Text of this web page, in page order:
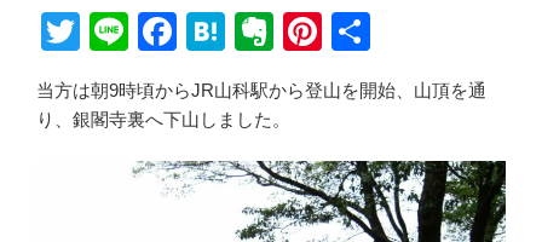
T
wi
tt
Li
n
e
F
c
b
H
at
e
a
E
er
ot
e
Pi
nt
er
st
当方は朝9時頃からJR山科駅から登山を開始、山頂を通
り、銀閣寺裏へ下山しました。